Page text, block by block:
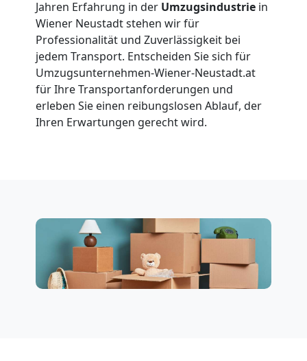
Jahren Erfahrung in der Umzugsindustrie in
Wiener Neustadt stehen wir für
Professionalität und Zuverlässigkeit bei
jedem Transport. Entscheiden Sie sich für
Umzugsunternehmen-Wiener-Neustadt.at
für Ihre Transportanforderungen und
erleben Sie einen reibungslosen Ablauf, der
Ihren Erwartungen gerecht wird.
Expressumzug
Wiener
Neustadt
Neustadt
Kleiner